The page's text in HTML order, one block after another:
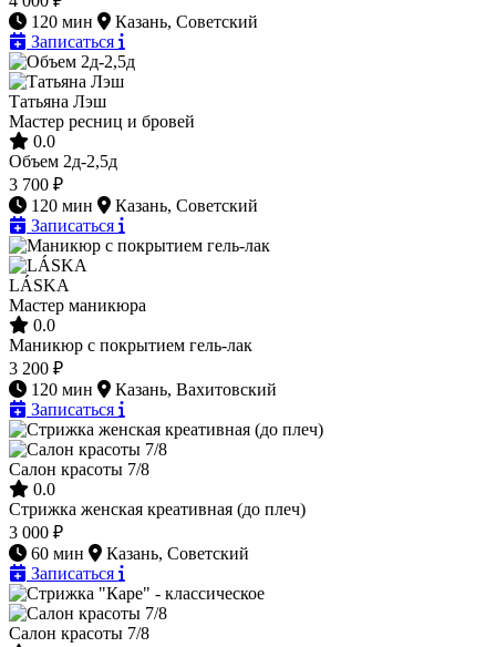
120 мин
Казань, Советский
Записаться
Татьяна Лэш
Мастер ресниц и бровей
0.0
Объем 2д-2,5д
3 700 ₽
120 мин
Казань, Советский
Записаться
LÁSKA
Мастер маникюра
0.0
Маникюр с покрытием гель-лак
3 200 ₽
120 мин
Казань, Вахитовский
Записаться
Салон красоты 7/8
0.0
Стрижка женская креативная (до плеч)
3 000 ₽
60 мин
Казань, Советский
Записаться
Салон красоты 7/8